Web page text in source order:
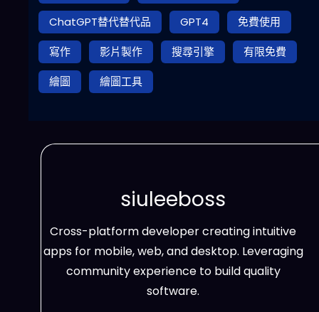
ChatGPT替代替代品
GPT4
免費使用
寫作
影片製作 搜尋引擎
有限免費
繪圖
繪圖工具
siuleeboss
Cross-platform developer creating intuitive
apps for mobile, web, and desktop. Leveraging
community experience to build quality
software.